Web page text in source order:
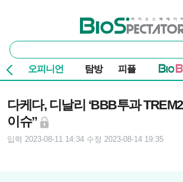
바이오스펙테이터
통
합
검
색
오피니언 탐방 피플
다케다, 디날리 ‘BBB투과
이슈”
입력 2023-08-11 14:34 수정 2023-08-14 19:35